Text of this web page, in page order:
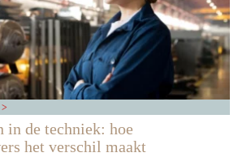
in de techniek: hoe
het verschil maakt